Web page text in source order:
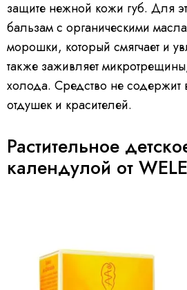
защите нежной кожи губ. Для
бальзам с органическими
морошки, который смягчает и
также заживляет
холода. Средство не содержит
отдушек и красителей.
Растительное
календулой от